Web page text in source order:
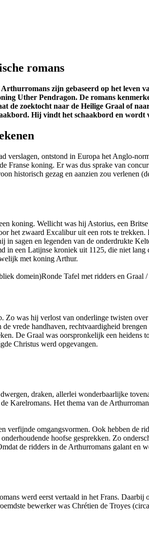
romans
Arthurromans zijn gebaseerd op het
Uther Pendragon. De romans
zoektocht naar de Heilige Graal of
Hij vindt het schaakbord en wordt
verslagen, ontstond in Europa het Anglo-
Franse koning. Er was dus sprake van
historisch gezag en aanzien zou verlenen
koning. Wellicht was hij Astorius, een
het zwaard Excalibur uit een rots te
sagen en legenden van de onderdrukte
een Latijnse kroniek uit 1125, die niet
met koning Arthur.
Ronde Tafel met ridders en Graal /
was hij verlost van onderlinge twisten
vrede handhaven, rechtvaardigheid
De Graal was oorspronkelijk een heidens
Christus werd opgevangen.
draken, allerlei wonderbaarlijke
Karelromans. Het thema van de
omgangsvormen. Ook hebben de
hoofse gesprekken. Zo
de ridders in de Arthurromans galant
werd eerst vertaald in het Frans.
bewerker was Chrétien de Troyes